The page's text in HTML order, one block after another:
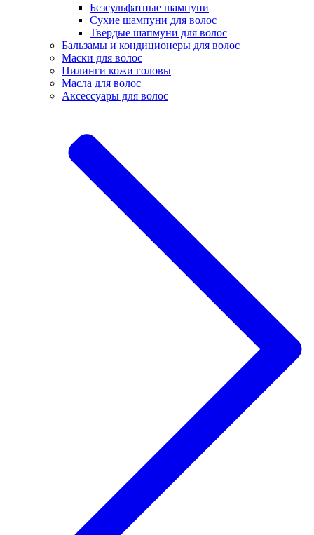
Безсульфатные шампуни
Сухие шампуни для волос
Твердые шапмуни для волос
Бальзамы и кондиционеры для волос
Маски для волос
Пилинги кожи головы
Масла для волос
Аксессуары для волос